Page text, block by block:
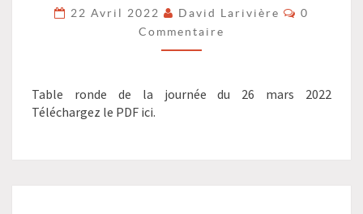
HABITAT
GROUPÉ?
DU
SITUE-
22 Avril 2022 David Larivière
0
Commentaire
Table ronde de la journée du 26 mars 2022
Téléchargez le PDF ici.